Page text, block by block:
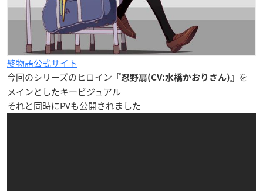
終物語公式サイト
今回のシリーズのヒロイン 『忍野扇(CV:水橋かおりさん)』 を
メインとしたキービジュアル
それと同時にPVも公開されました